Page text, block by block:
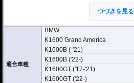
※ブラックは透過色では在りません。
※グリップヒーター搭載車にも設置可能
※Wunderlich クルーズコントロール併用可能
つづきを見る
適合車種
BMW
K1600 Grand America
K1600B (-'21)
K1600B ('22-)
K1600GT ('17-'21)
K1600GT ('22-)